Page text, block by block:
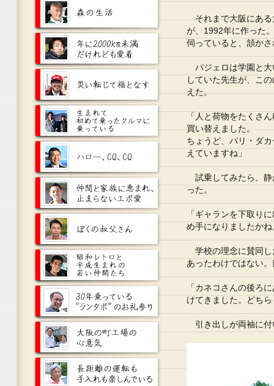
それまで大阪にある
が、1992年に作った
伺っていると、頷か
パジェロは学園と大
していた先生が、こ
えた。
「人と荷物をたくさ
買い替えました。
ちょうど、パリ・ダ
えていますね」
試乗してみたら、静
った。
「ギャランを下取り
め手になりましたか
学校の理念に賛同し
あったわけではない
「カネコさんの後ろ
けてきました。どち
引き出しが両袖に付